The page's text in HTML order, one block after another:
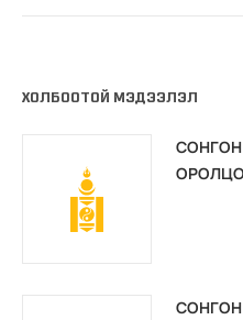
ХОЛБООТОЙ МЭДЭЭЛЭЛ
СОНГОН
СОНГОН